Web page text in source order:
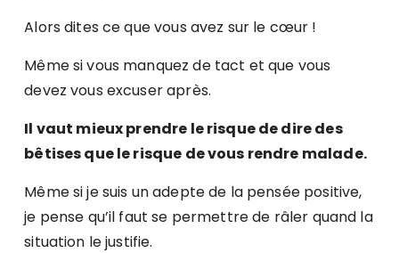
Alors dites ce que vous avez sur le cœur !
Même si vous manquez de tact et que vous
devez vous excuser après.
Il vaut mieux prendre le risque de dire des
bêtises que le risque de vous rendre malade.
Même si je suis un adepte de la pensée positive,
je pense qu’il faut se permettre de râler quand la
situation le justifie.